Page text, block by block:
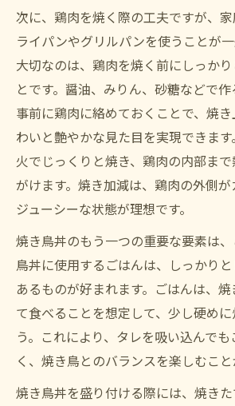
次に、鶏肉を焼く際の工夫ですが、
ライパンやグリルパンを使うことが
大切なのは、鶏肉を焼く前にしっか
とです。醤油、みりん、砂糖などで
事前に鶏肉に絡めておくことで、焼
わいと艶やかな見た目を実現できま
火でじっくりと焼き、鶏肉の内部ま
がけます。焼き加減は、鶏肉の外側
ジューシーな状態が理想です。
焼き鳥丼のもう一つの重要な要素は
鳥丼に使用するごはんは、しっかり
あるものが好まれます。ごはんは、
て食べることを想定して、少し硬め
う。これにより、タレを吸い込んで
く、焼き鳥とのバランスを楽しむこと
焼き鳥丼を盛り付ける際には、焼き